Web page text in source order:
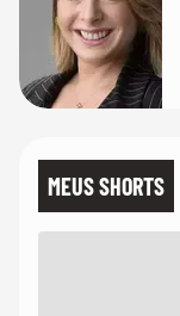
MEUS SHORTS